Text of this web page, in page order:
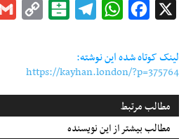
Facebook
WhatsApp
Telegram
Balatarin
Copy
لینک کوتاه شده این نوشته:
https://kayhan.london/?p=375764
مطالب مرتبط
مطالب بیشتر از این نویسنده